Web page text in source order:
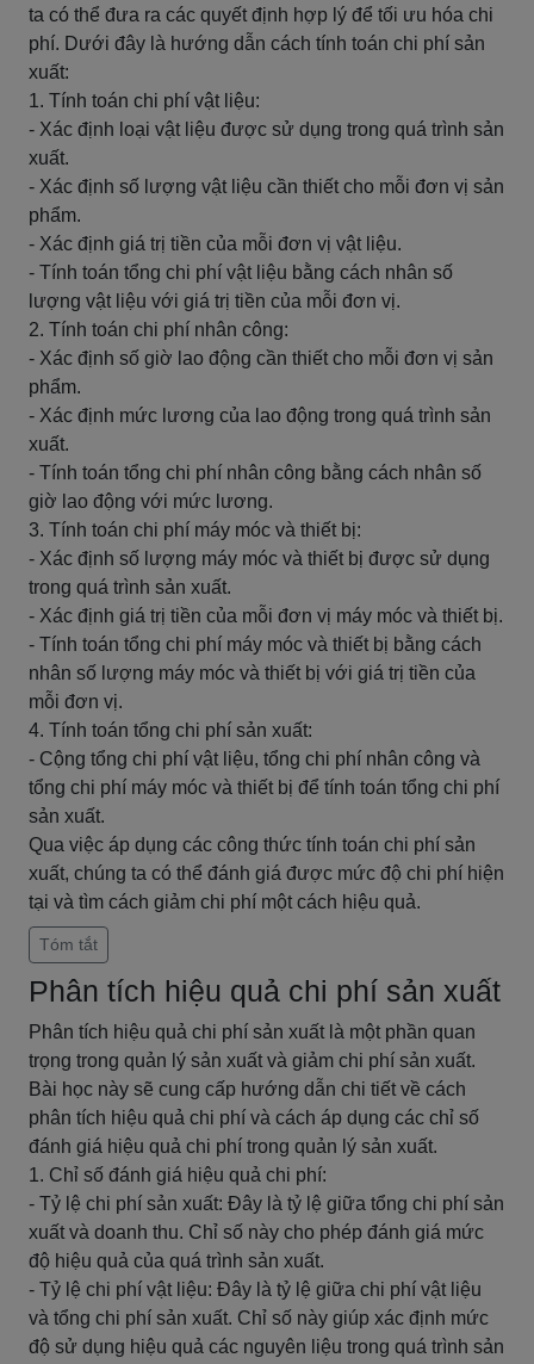
ta có thể đưa ra các quyết định hợp lý để tối ưu hóa chi
phí. Dưới đây là hướng dẫn cách tính toán chi phí sản
xuất:
1. Tính toán chi phí vật liệu:
- Xác định loại vật liệu được sử dụng trong quá trình sản
xuất.
- Xác định số lượng vật liệu cần thiết cho mỗi đơn vị sản
phẩm.
- Xác định giá trị tiền của mỗi đơn vị vật liệu.
- Tính toán tổng chi phí vật liệu bằng cách nhân số
lượng vật liệu với giá trị tiền của mỗi đơn vị.
2. Tính toán chi phí nhân công:
- Xác định số giờ lao động cần thiết cho mỗi đơn vị sản
phẩm.
- Xác định mức lương của lao động trong quá trình sản
xuất.
- Tính toán tổng chi phí nhân công bằng cách nhân số
giờ lao động với mức lương.
3. Tính toán chi phí máy móc và thiết bị:
- Xác định số lượng máy móc và thiết bị được sử dụng
trong quá trình sản xuất.
- Xác định giá trị tiền của mỗi đơn vị máy móc và thiết bị.
- Tính toán tổng chi phí máy móc và thiết bị bằng cách
nhân số lượng máy móc và thiết bị với giá trị tiền của
mỗi đơn vị.
4. Tính toán tổng chi phí sản xuất:
- Cộng tổng chi phí vật liệu, tổng chi phí nhân công và
tổng chi phí máy móc và thiết bị để tính toán tổng chi phí
sản xuất.
Qua việc áp dụng các công thức tính toán chi phí sản
xuất, chúng ta có thể đánh giá được mức độ chi phí hiện
tại và tìm cách giảm chi phí một cách hiệu quả.
Tóm tắt
Phân tích hiệu quả chi phí sản xuất
Phân tích hiệu quả chi phí sản xuất là một phần quan
trọng trong quản lý sản xuất và giảm chi phí sản xuất.
Bài học này sẽ cung cấp hướng dẫn chi tiết về cách
phân tích hiệu quả chi phí và cách áp dụng các chỉ số
đánh giá hiệu quả chi phí trong quản lý sản xuất.
1. Chỉ số đánh giá hiệu quả chi phí:
- Tỷ lệ chi phí sản xuất: Đây là tỷ lệ giữa tổng chi phí sản
xuất và doanh thu. Chỉ số này cho phép đánh giá mức
độ hiệu quả của quá trình sản xuất.
- Tỷ lệ chi phí vật liệu: Đây là tỷ lệ giữa chi phí vật liệu
và tổng chi phí sản xuất. Chỉ số này giúp xác định mức
độ sử dụng hiệu quả các nguyên liệu trong quá trình sản